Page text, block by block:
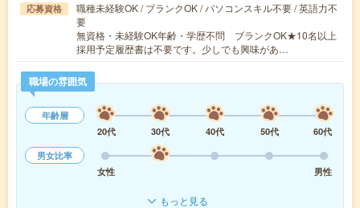
応募資格
職種未経験OK / ブランクOK / パソコンスキル不要 / 英語力不
要
無資格・未経験OK年齢・学歴不問 ブランクOK★10名以上
採用予定履歴書は不要です。少しでも興味があ…
職場の雰囲気
年齢層
20代
30代 40代 50代
60代
男女比率
女性
男性
もっと見る